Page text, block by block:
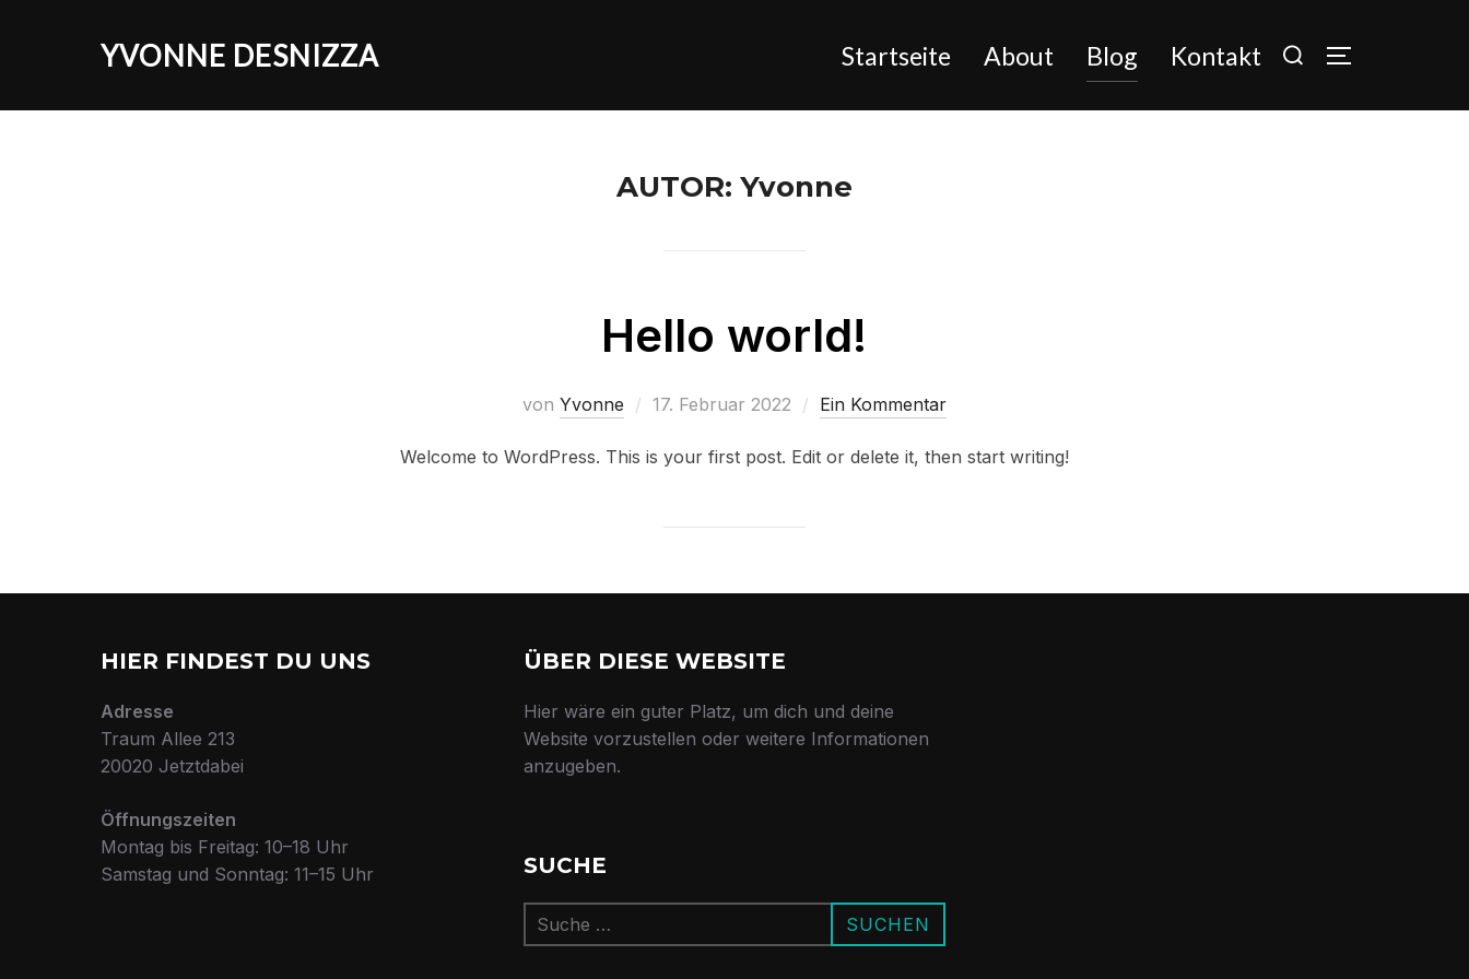
YVONNE DESNIZZA Startseite About Blog Kontakt
nach:
AUTOR: Yvonne
Hello world!
von Yvonne
Veröffentlicht
17. Februar 2022 Ein Kommentar
Welcome to WordPress. This is your first post. Edit or delete it, then start writing!
HIER FINDEST DU UNS
Adresse
Traum Allee 213
20020 Jetztdabei
Öffnungszeiten
Montag bis Freitag: 10–18 Uhr
Samstag und Sonntag: 11–15 Uhr
ÜBER DIESE WEBSITE
Hier wäre ein guter Platz, um dich und deine
Website vorzustellen oder weitere Informationen
anzugeben.
SUCHE
Suchen
nach:
SUCHEN